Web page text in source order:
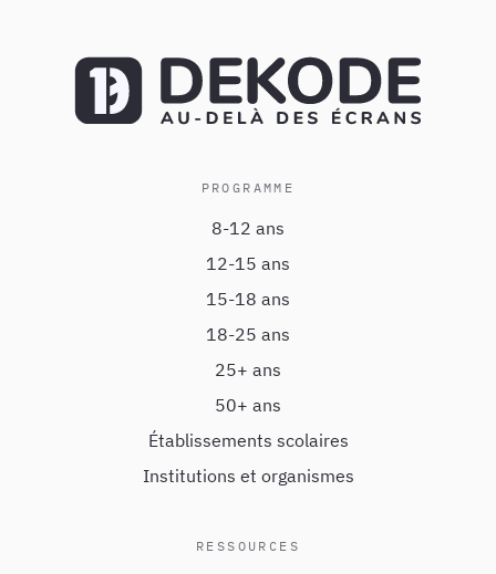
PROGRAMME
8-12 ans
12-15 ans
15-18 ans
18-25 ans
25+ ans
50+ ans
Établissements scolaires
Institutions et organismes
RESSOURCES